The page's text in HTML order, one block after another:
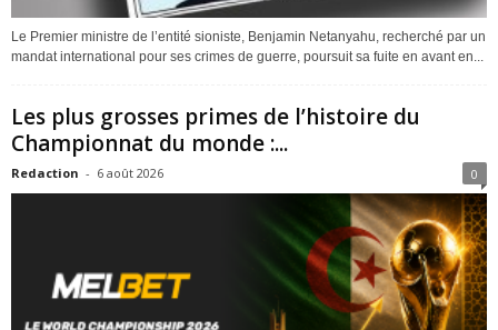
Le Premier ministre de l’entité sioniste, Benjamin Netanyahu, recherché par un
mandat international pour ses crimes de guerre, poursuit sa fuite en avant en...
Les plus grosses primes de l’histoire du
Championnat du monde :...
Redaction - 6 août 2026 0